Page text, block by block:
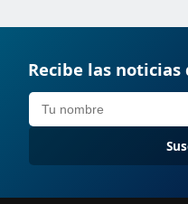
Recibe las